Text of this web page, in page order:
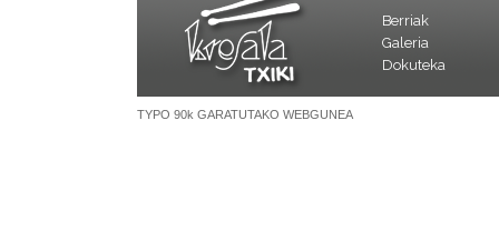
Berriak
Galeria
Dokuteka
TYPO 90k GARATUTAKO WEBGUNEA